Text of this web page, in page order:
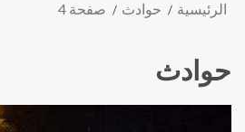
الرئيسية حوادث صفحة 4
حوادث